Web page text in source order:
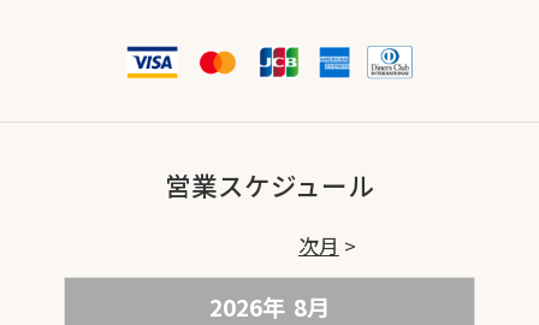
営業スケジュール
2026年 8月
次月